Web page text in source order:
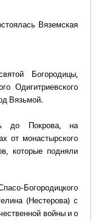
Вяземская
Богородицы,
Одигитриевского
Вязьмой.
до Покрова, на
от монастырского
которые подняли
Богородицкого
(Нестерова) с
войны и о